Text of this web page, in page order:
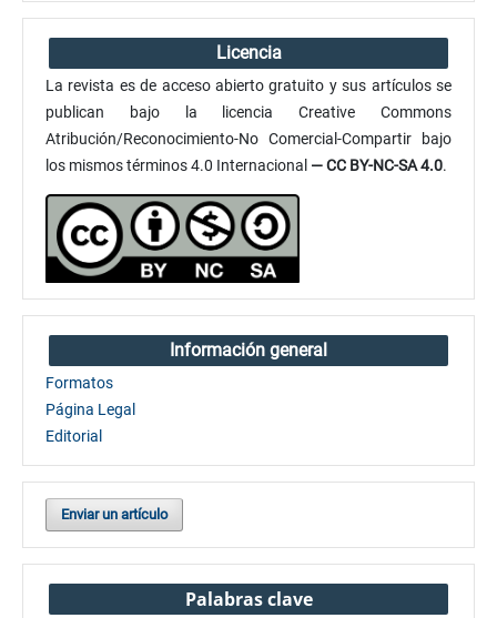
Licencia
La revista es de acceso abierto gratuito y sus artículos se
publican bajo la licencia Creative Commons
Atribución/Reconocimiento-No Comercial-Compartir bajo
los mismos términos 4.0 Internacional — CC BY-NC-SA 4.0.
Información general
Formatos
Página Legal
Editorial
Enviar un artículo
Palabras clave